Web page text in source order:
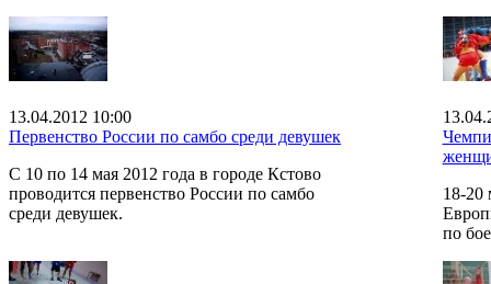
13.04.2012 10:00
Первенство России по самбо среди девушек
С 10 по 14 мая 2012 года в городе Кстово
проводится первенство России по самбо
среди девушек.
18-20
по